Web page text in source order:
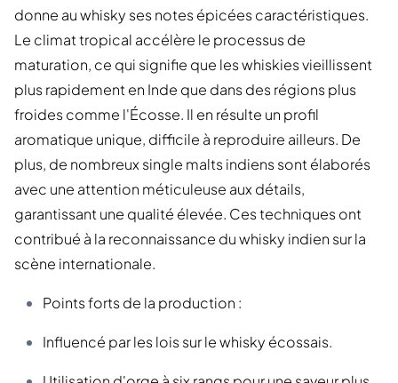
donne au whisky ses notes épicées caractéristiques.
Le climat tropical accélère le processus de
maturation, ce qui signifie que les whiskies vieillissent
plus rapidement en Inde que dans des régions plus
froides comme l'Écosse. Il en résulte un profil
aromatique unique, difficile à reproduire ailleurs. De
plus, de nombreux single malts indiens sont élaborés
avec une attention méticuleuse aux détails,
garantissant une qualité élevée. Ces techniques ont
contribué à la reconnaissance du whisky indien sur la
scène internationale.
Points forts de la production :
Influencé par les lois sur le whisky écossais.